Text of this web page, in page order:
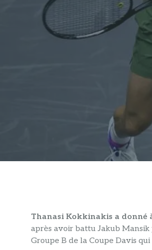
Thanasi Kokkinakis a donné
après avoir battu Jakub Mansik
Groupe B de la Coupe Davis